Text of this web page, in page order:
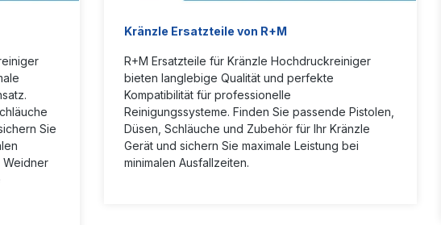
Sie
Weidner
Kränzle Ersatzteile von R+M
R+M Ersatzteile für Kränzle Hochdruckreiniger
bieten langlebige Qualität und perfekte
Kompatibilität für professionelle
Reinigungssysteme. Finden Sie passende Pistolen,
Düsen, Schläuche und Zubehör für Ihr Kränzle
Gerät und sichern Sie maximale Leistung bei
minimalen Ausfallzeiten.